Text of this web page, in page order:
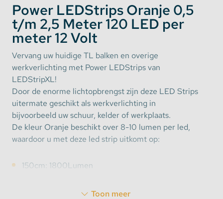
Power LEDStrips Oranje 0,5
t/m 2,5 Meter 120 LED per
meter 12 Volt
Vervang uw huidige TL balken en overige
werkverlichting met Power LEDStrips van
LEDStripXL!
Door de enorme lichtopbrengst zijn deze LED Strips
uitermate geschikt als werkverlichting in
bijvoorbeeld uw schuur, kelder of werkplaats.
De kleur Oranje beschikt over 8-10 lumen per led,
waardoor u met deze led strip uitkomt op:
150cm: 1800Lumen
250cm: 3200LumenToon meer